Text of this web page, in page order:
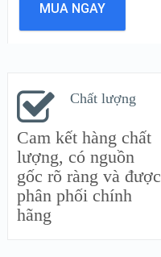
MUA NGAY
Chất lượng
Cam kết hàng chất
lượng, có nguồn
gốc rõ ràng và được
phân phối chính
hãng